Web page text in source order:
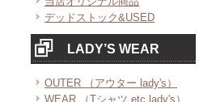
デッドストック&USED
LADY’S WEAR
OUTER （アウター lady's）
WEAR （Tシャツ etc lady's）